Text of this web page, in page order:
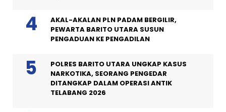
AKAL-AKALAN PLN PADAM BERGILIR,
PEWARTA BARITO UTARA SUSUN
PENGADUAN KE PENGADILAN
POLRES BARITO UTARA UNGKAP KASUS
NARKOTIKA, SEORANG PENGEDAR
DITANGKAP DALAM OPERASI ANTIK
TELABANG 2026